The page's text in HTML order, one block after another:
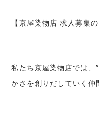
【京屋染物店 求人募集の
私たち京屋染物店では、
かさを創りだしていく仲